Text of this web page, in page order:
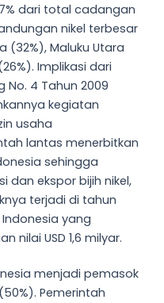
dari total cadangan
nikel terbesar
(32%), Maluku Utara
Implikasi dari
4 Tahun 2009
kegiatan
usaha
lantas menerbitkan
sehingga
dan ekspor bijih nikel,
terjadi di tahun
Indonesia yang
nilai USD 1,6 milyar.
menjadi pemasok
Pemerintah